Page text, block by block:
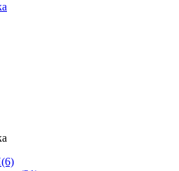
(6)